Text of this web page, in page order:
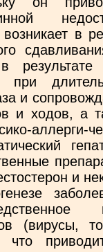
возникает в
результате
при
и
и ходов, а
аллерги-
и
(вирусы,
что